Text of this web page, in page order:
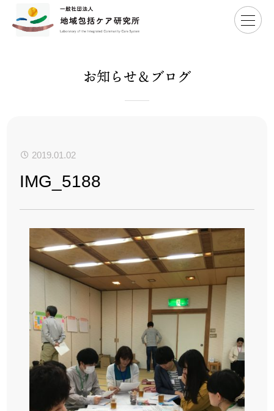
Home > IMG_5188
お知らせ＆ブログ
2019.01.02
IMG_5188